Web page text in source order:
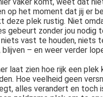
op het moment dat jij er
deze plek rustig. Niet
gebeurt zonder jou nodig
vast te houden, niets
blijven – en weer verder
laat zien hoe rijk een plek
Hoe veelheid geen
alles verandert en toch